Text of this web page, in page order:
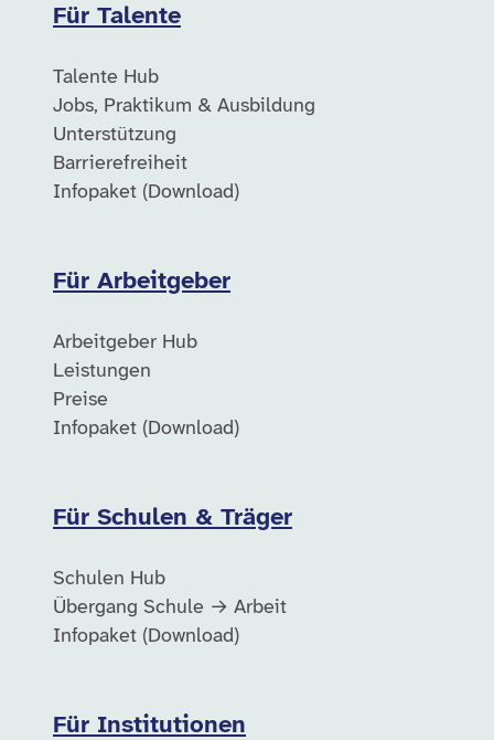
Für Talente
Talente Hub
Jobs, Praktikum & Ausbildung
Unterstützung
Barrierefreiheit
Infopaket (Download)
Für Arbeitgeber
Arbeitgeber Hub
Leistungen
Preise
Infopaket (Download)
Für Schulen & Träger
Schulen Hub
Übergang Schule → Arbeit
Infopaket (Download)
Für Institutionen